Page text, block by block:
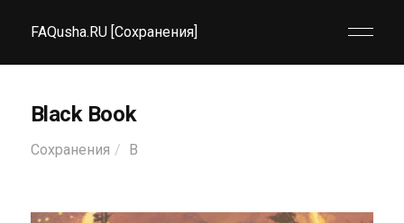
FAQusha.RU [Сохранения]
Black Book
Сохранения B